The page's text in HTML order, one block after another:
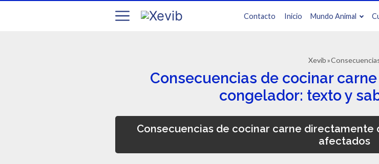
Contacto Inicio Mundo Animal
Xevib
Consecuencias de cocinar
congelador: texto y
Consecuencias de cocinar carne
afectados